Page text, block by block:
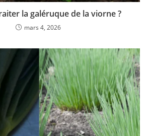
la galéruque de la viorne ?
mars 4, 2026